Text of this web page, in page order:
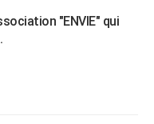
"ENVIE" qui